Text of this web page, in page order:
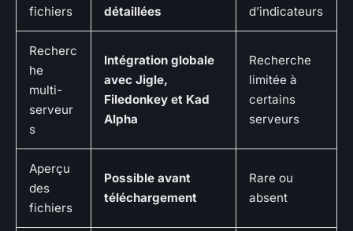
fichiers
détaillées
d’indicateurs
Recherc
he
multi-
serveur
s
Intégration globale
avec Jigle,
Filedonkey et Kad
Alpha
Recherche
limitée à
certains
serveurs
Aperçu
des
fichiers
Possible avant
téléchargement
Rare ou
absent